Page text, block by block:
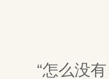
“怎么没有